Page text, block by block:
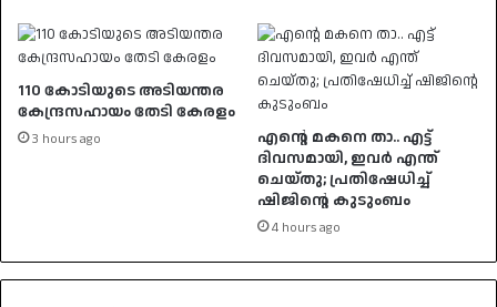
110 കോടിയുടെ അടിയന്തര
കേന്ദ്രസഹായം തേടി കേരളം
3 hours ago
എന്റെ മകനെ താ.. എട്ട്
ദിവസമായി, ഇവര്‍ എന്ത്
ചെയ്തു; പ്രതിഷേധിച്ച്
ഷിജിന്റെ കുടുംബം
4 hours ago